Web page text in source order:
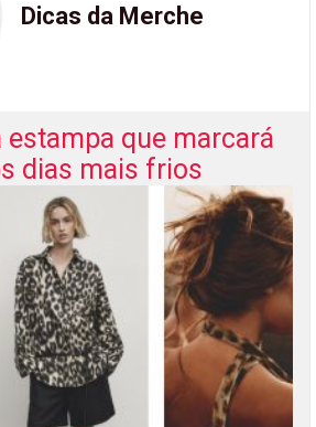
Dicas da Merche
estampa que marcará
dias mais frios